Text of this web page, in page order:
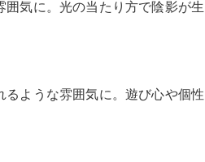
気に。光の当たり方で陰影が生
ような雰囲気に。遊び心や個性